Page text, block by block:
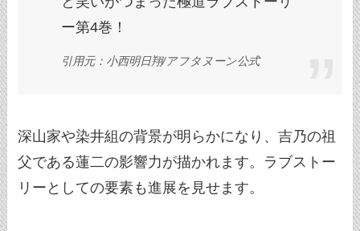
ー第4巻！
引用元：小西明日翔/アフタヌーン公式
深山家や染井組の背景が明らかになり、吉乃の祖
父である蓮二の影響力が描かれます。ラブストー
リーとしての要素も進展を見せます。